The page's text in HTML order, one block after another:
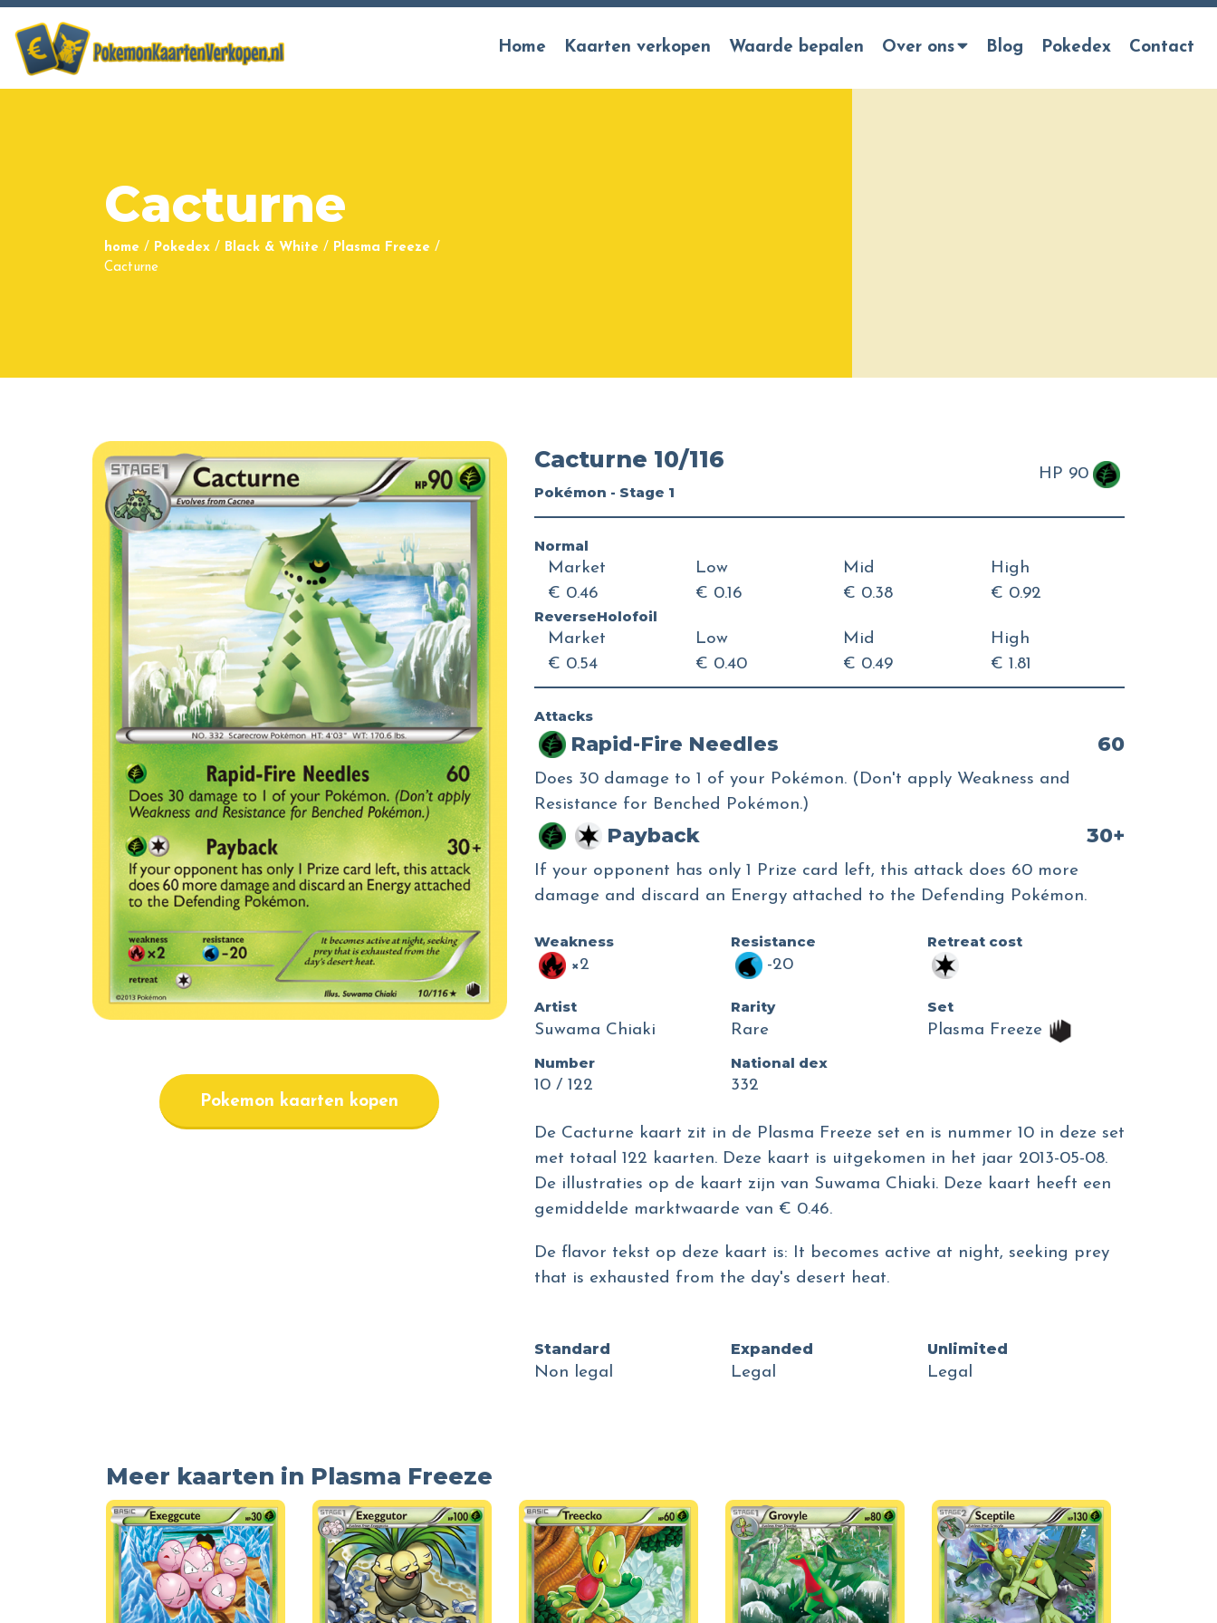
Home Kaarten verkopen Waarde bepalen Over ons Blog Pokedex Contact
Cacturne
home / Pokedex / Black & White / Plasma Freeze /
Cacturne
Pokemon kaarten kopen
Cacturne 10/116
Pokémon - Stage 1
HP 90
Normal
Market
€ 0.46
Low
€ 0.16
Mid
€ 0.38
High
€ 0.92
ReverseHolofoil
Market
€ 0.54
Low
€ 0.40
Mid
€ 0.49
High
€ 1.81
Attacks
Rapid-Fire Needles 60
Does 30 damage to 1 of your Pokémon. (Don't apply Weakness and
Resistance for Benched Pokémon.)
Payback 30+
If your opponent has only 1 Prize card left, this attack does 60 more
damage and discard an Energy attached to the Defending Pokémon.
Weakness
×2
Resistance
-20
Retreat cost
Artist
Suwama Chiaki
Rarity
Rare
Set
Plasma Freeze
Number
10 / 122
National dex
332
De Cacturne kaart zit in de Plasma Freeze set en is nummer 10 in deze set
met totaal 122 kaarten. Deze kaart is uitgekomen in het jaar 2013-05-08.
De illustraties op de kaart zijn van Suwama Chiaki. Deze kaart heeft een
gemiddelde marktwaarde van € 0.46.
De flavor tekst op deze kaart is: It becomes active at night, seeking prey
that is exhausted from the day's desert heat.
Standard
Non legal
Expanded
Legal
Unlimited
Legal
Meer kaarten in Plasma Freeze